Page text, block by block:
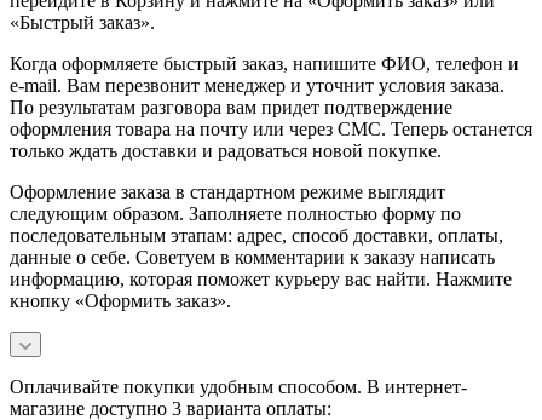
«Быстрый заказ».
Когда оформляете быстрый заказ, напишите ФИО, телефон и
e-mail. Вам перезвонит менеджер и уточнит условия заказа.
По результатам разговора вам придет подтверждение
оформления товара на почту или через СМС. Теперь останется
только ждать доставки и радоваться новой покупке.
Оформление заказа в стандартном режиме выглядит
следующим образом. Заполняете полностью форму по
последовательным этапам: адрес, способ доставки, оплаты,
данные о себе. Советуем в комментарии к заказу написать
информацию, которая поможет курьеру вас найти. Нажмите
кнопку «Оформить заказ».
Оплачивайте покупки удобным способом. В интернет-
магазине доступно 3 варианта оплаты: